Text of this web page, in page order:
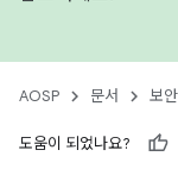
AOSP 문서 보안
도움이 되었나요?